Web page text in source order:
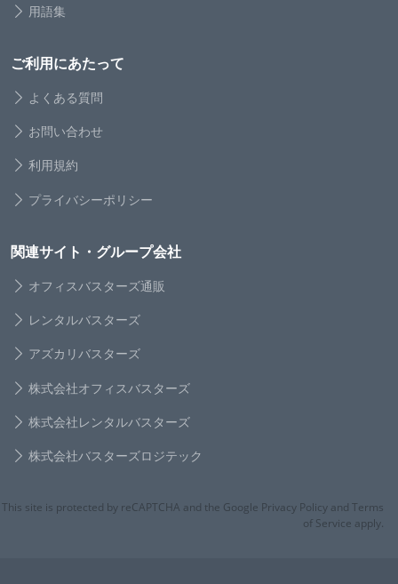
用語集
ご利用にあたって
よくある質問
お問い合わせ
利用規約
プライバシーポリシー
関連サイト・グループ会社
オフィスバスターズ通販
レンタルバスターズ
アズカリバスターズ
株式会社オフィスバスターズ
株式会社レンタルバスターズ
株式会社バスターズロジテック
This site is protected by reCAPTCHA and the Google Privacy Policy and Terms
of Service apply.